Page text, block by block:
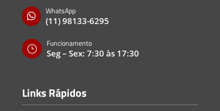

WhatsApp
(11) 98133-6295
}
Funcionamento
Seg – Sex: 7:30 às 17:30
Links Rápidos